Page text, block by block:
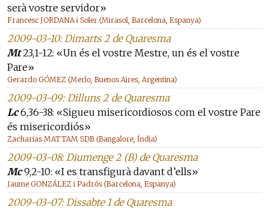
serà vostre servidor»
Francesc JORDANA i Soler (Mirasol, Barcelona, Espanya)
2009-03-10: Dimarts 2 de Quaresma
Mt23,1-12: «Un és el vostre Mestre, un és el vostre
Pare»
Gerardo GÓMEZ (Merlo, Buenos Aires, Argentina)
2009-03-09: Dilluns 2 de Quaresma
Lc6,36-38: «Sigueu misericordiosos com el vostre Pare
és misericordiós»
Zacharias MATTAM SDB (Bangalore, Índia)
2009-03-08: Diumenge 2 (B) de Quaresma
Mc9,2-10: «I es transfigurà davant d’ells»
Jaume GONZÁLEZ i Padrós (Barcelona, Espanya)
2009-03-07: Dissabte 1 de Quaresma